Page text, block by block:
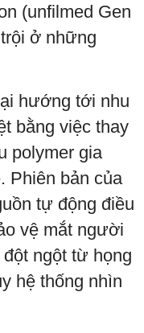
(unfilmed Gen
ở những
hướng tới nhu
bằng việc thay
polymer gia
Phiên bản của
tự động điều
vệ mắt người
ngột từ họng
hệ thống nhìn